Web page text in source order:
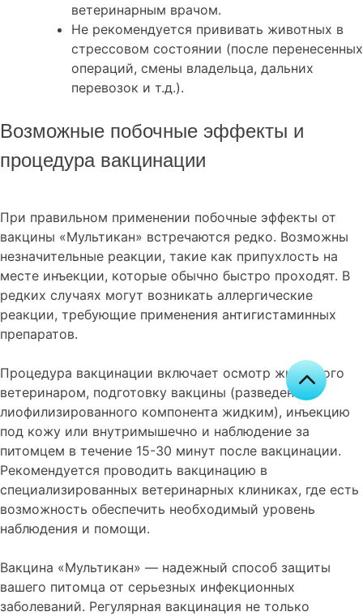
ветеринарным врачом.
Не рекомендуется прививать животных в
стрессовом состоянии (после перенесенных
операций, смены владельца, дальних
перевозок и т.д.).
Возможные побочные эффекты и
процедура вакцинации
При правильном применении побочные эффекты от
вакцины «Мультикан» встречаются редко. Возможны
незначительные реакции, такие как припухлость на
месте инъекции, которые обычно быстро проходят. В
редких случаях могут возникать аллергические
реакции, требующие применения антигистаминных
препаратов.
Процедура вакцинации включает осмотр животного
ветеринаром, подготовку вакцины (разведение
лиофилизированного компонента жидким), инъекцию
под кожу или внутримышечно и наблюдение за
питомцем в течение 15-30 минут после вакцинации.
Рекомендуется проводить вакцинацию в
специализированных ветеринарных клиниках, где есть
возможность обеспечить необходимый уровень
наблюдения и помощи.
Вакцина «Мультикан» — надежный способ защиты
вашего питомца от серьезных инфекционных
заболеваний. Регулярная вакцинация не только